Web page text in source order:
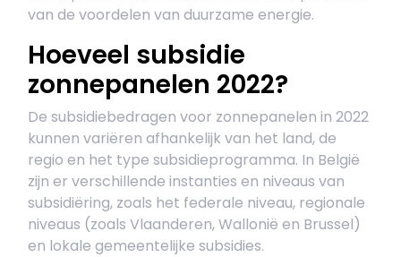
van de voordelen van duurzame energie.
Hoeveel subsidie
zonnepanelen 2022?
De subsidiebedragen voor zonnepanelen in 2022
kunnen variëren afhankelijk van het land, de
regio en het type subsidieprogramma. In België
zijn er verschillende instanties en niveaus van
subsidiëring, zoals het federale niveau, regionale
niveaus (zoals Vlaanderen, Wallonië en Brussel)
en lokale gemeentelijke subsidies.